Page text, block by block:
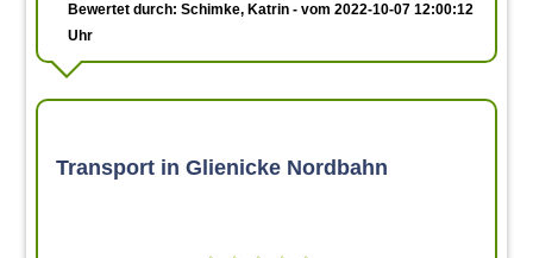
Bewertet durch: Schimke, Katrin - vom 2022-10-07 12:00:12
Uhr
Transport in Glienicke Nordbahn